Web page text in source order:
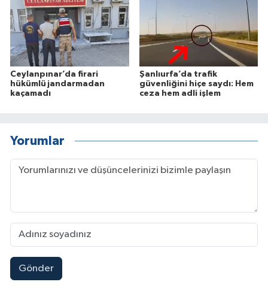
Ceylanpınar’da firari
hükümlü jandarmadan
kaçamadı
Şanlıurfa’da trafik
güvenliğini hiçe saydı: Hem
ceza hem adli işlem
Yorumlar
Gönder